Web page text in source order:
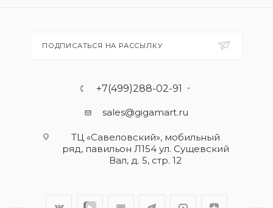
ПОДПИСАТЬСЯ НА РАССЫЛКУ
+7(499)288-02-91
sales@gigamart.ru
ТЦ «Савеловский», мобильный
ряд, павильон Л154 ул. Сущевский
Вал, д. 5, стр. 12